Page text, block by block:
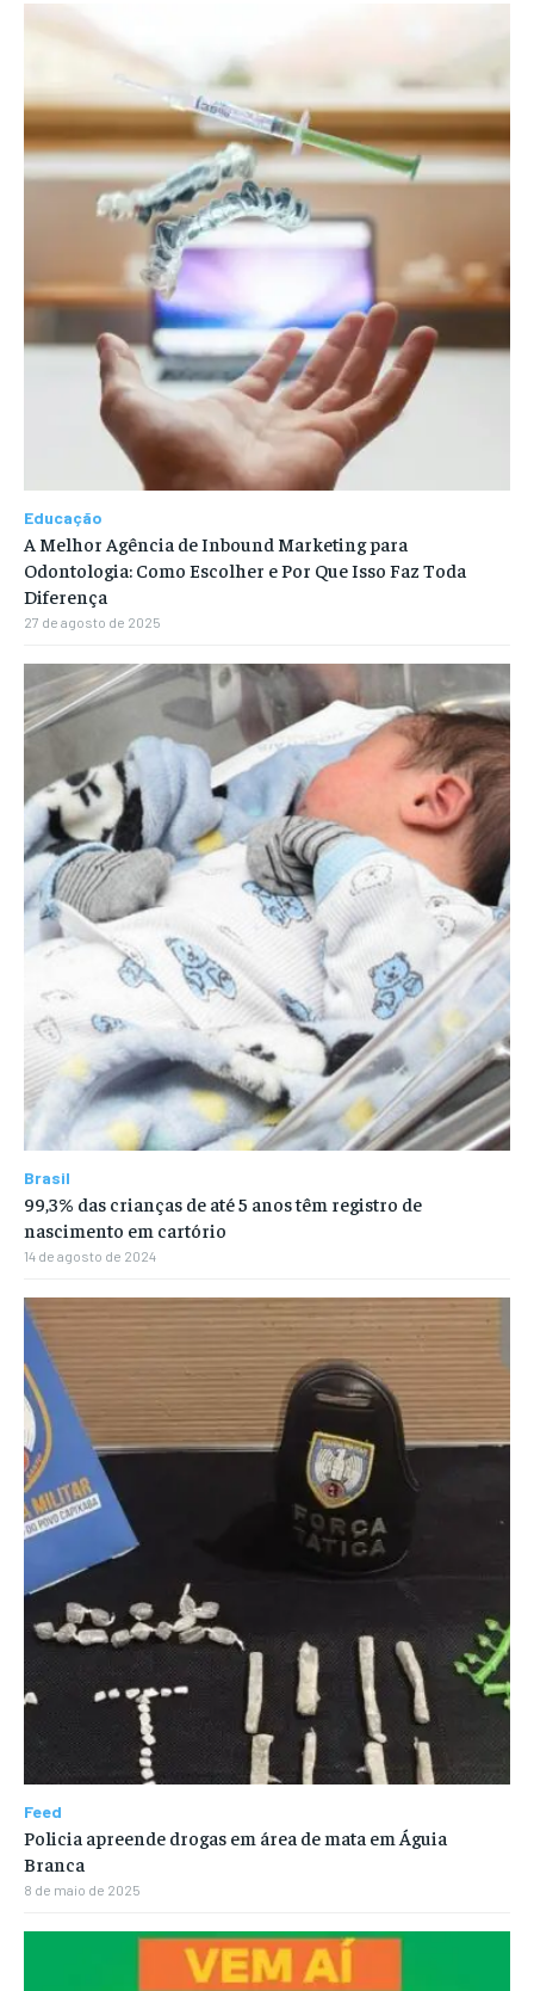
Educação
A Melhor Agência de Inbound Marketing para
Odontologia: Como Escolher e Por Que Isso Faz Toda
Diferença
27 de agosto de 2025
Brasil
99,3% das crianças de até 5 anos têm registro de
nascimento em cartório
14 de agosto de 2024
Feed
Policia apreende drogas em área de mata em Águia
Branca
8 de maio de 2025